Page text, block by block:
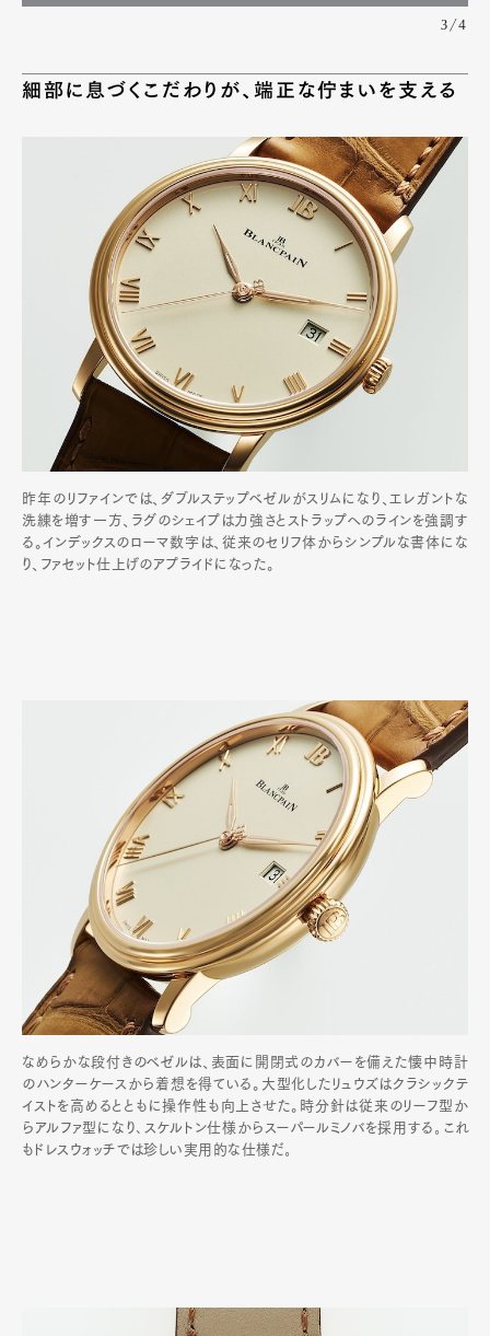
3/4
細部に息づくこだわりが、端正な佇まいを支える
昨年のリファインでは、ダブルステップベゼルがスリムになり、エレガントな
洗練を増す一方、ラグのシェイプは力強さとストラップへのラインを強調す
る。インデックスのローマ数字は、従来のセリフ体からシンプルな書体にな
り、ファセット仕上げのアプライドになった。
なめらかな段付きのベゼルは、表面に開閉式のカバーを備えた懐中時計
のハンターケースから着想を得ている。大型化したリュウズはクラシックテ
イストを高めるとともに操作性も向上させた。時分針は従来のリーフ型か
らアルファ型になり､スケルトン仕様からスーパールミノバを採用する｡これ
もドレスウォッチでは珍しい実用的な仕様だ｡